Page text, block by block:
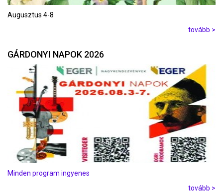
Augusztus 4-8
tovább >
GÁRDONYI NAPOK 2026
Minden program ingyenes
tovább >